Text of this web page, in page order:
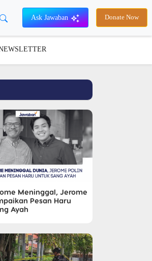
Ask Jawaban Donate Now
Meninggal, Jerome
Pesan Haru
Ayah